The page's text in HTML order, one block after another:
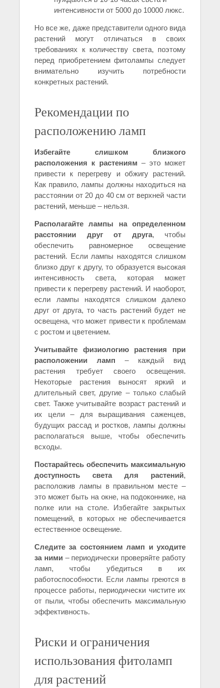
интенсивности от 5000 до 10000 люкс.
Но все же, даже представители одного вида
растений могут отличаться в своих
требованиях к количеству света, поэтому
перед приобретением фитолампы следует
внимательно изучить потребности
конкретных растений.
Рекомендации по
расположению ламп
Избегайте слишком близкого
расположения к растениям – это может
привести к перегреву и обжигу растений.
Как правило, лампы должны находиться на
расстоянии от 20 до 40 см от верхней части
растений, меньше – нельзя.
Располагайте лампы на определенном
расстоянии друг от друга, чтобы
обеспечить равномерное освещение
растений. Если лампы находятся слишком
близко друг к другу, то образуется высокая
интенсивность света, которая может
привести к перегреву растений. И наоборот,
если лампы находятся слишком далеко
друг от друга, то часть растений будет не
освещена, что может привести к проблемам
с ростом и цветением.
Учитывайте физиологию растения при
расположении ламп – каждый вид
растения требует своего освещения.
Некоторые растения выносят яркий и
длительный свет, другие – только слабый
свет. Также учитывайте возраст растений и
их цели – для выращивания саженцев,
будущих рассад и ростков, лампы должны
располагаться выше, чтобы обеспечить
всходы.
Постарайтесь обеспечить максимальную
доступность света для растений,
расположив лампы в правильном месте –
это может быть на окне, на подоконнике, на
полке или на столе. Избегайте закрытых
помещений, в которых не обеспечивается
естественное освещение.
Следите за состоянием ламп и уходите
за ними– периодически проверяйте работу
ламп, чтобы убедиться в их
работоспособности. Если лампы греются в
процессе работы, периодически чистите их
от пыли, чтобы обеспечить максимальную
эффективность.
Риски и ограничения
использования фитоламп
для растений